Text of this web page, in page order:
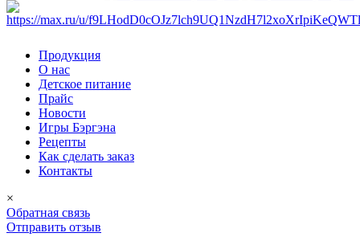
Продукция
О нас
Детское питание
Прайс
Новости
Игры Бэргэна
Рецепты
Как сделать заказ
Контакты
×
Обратная связь
Отправить отзыв